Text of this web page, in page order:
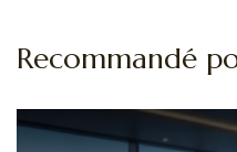
Recommandé